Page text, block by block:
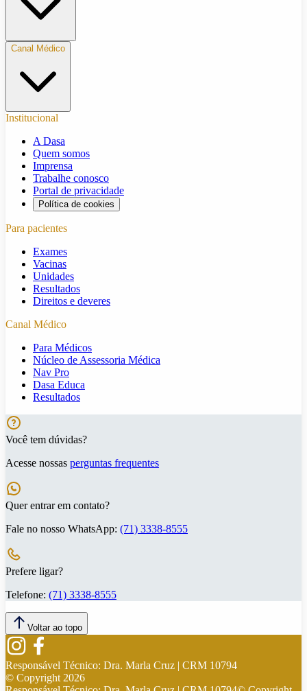
Canal Médico
Institucional
A Dasa
Quem somos
Imprensa
Trabalhe conosco
Portal de privacidade
Política de cookies
Para pacientes
Exames
Vacinas
Unidades
Resultados
Direitos e deveres
Canal Médico
Para Médicos
Núcleo de Assessoria Médica
Nav Pro
Dasa Educa
Resultados
Você tem dúvidas?
Acesse nossas perguntas frequentes
Quer entrar em contato?
Fale no nosso WhatsApp: (71) 3338-8555
Prefere ligar?
Telefone: (71) 3338-8555
Voltar ao topo
Responsável Técnico: Dra. Marla Cruz | CRM 10794
© Copyright 2026